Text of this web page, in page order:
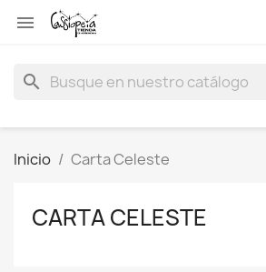

search
Inicio Carta Celeste
CARTA CELESTE